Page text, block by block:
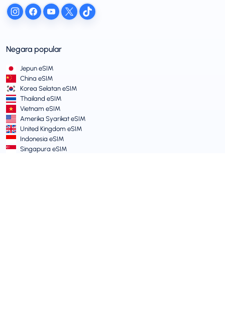
Negara popular
Jepun eSIM
China eSIM
Korea Selatan eSIM
Thailand eSIM
Vietnam eSIM
Amerika Syarikat eSIM
United Kingdom eSIM
Indonesia eSIM
Singapura eSIM